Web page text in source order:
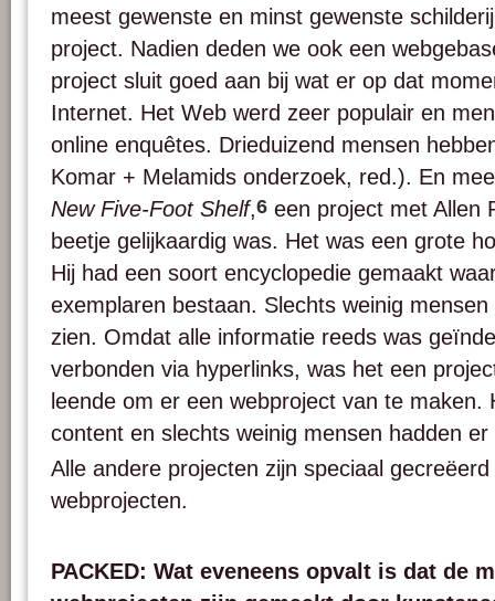
meest gewenste en minst gewenste
project. Nadien deden we ook een
project sluit goed aan bij wat er op dat
Internet. Het Web werd zeer populair en
online enquêtes. Drieduizend mensen
Komar + Melamids onderzoek, red.). En
New Five-Foot Shelf,6 een project met Allen
beetje gelijkaardig was. Het was een grote
Hij had een soort encyclopedie gemaakt
exemplaren bestaan. Slechts weinig
zien. Omdat alle informatie reeds was
verbonden via hyperlinks, was het een
leende om er een webproject van te maken.
content en slechts weinig mensen hadden
Alle andere projecten zijn speciaal
webprojecten.
PACKED: Wat eveneens opvalt is dat de